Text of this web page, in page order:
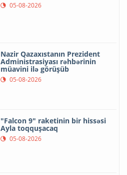
05-08-2026
Nazir Qazaxıstanın Prezident
Administrasiyası rəhbərinin
müavini ilə görüşüb
05-08-2026
"Falcon 9" raketinin bir hissəsi
Ayla toqquşacaq
05-08-2026